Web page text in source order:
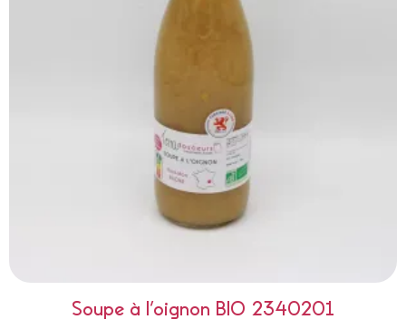
Soupe à l’oignon BIO 2340201